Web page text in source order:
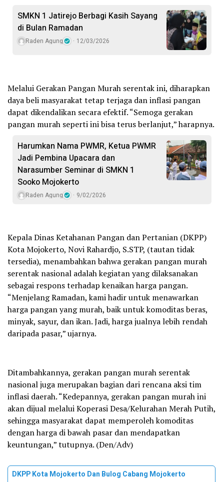
SMKN 1 Jatirejo Berbagi Kasih Sayang
di Bulan Ramadan
Raden Agung 12/03/2026
Melalui Gerakan Pangan Murah serentak ini, diharapkan
daya beli masyarakat tetap terjaga dan inflasi pangan
dapat dikendalikan secara efektif. “Semoga gerakan
pangan murah seperti ini bisa terus berlanjut,” harapnya.
Harumkan Nama PWMR, Ketua PWMR
Jadi Pembina Upacara dan
Narasumber Seminar di SMKN 1
Sooko Mojokerto
Raden Agung 9/02/2026
Kepala Dinas Ketahanan Pangan dan Pertanian (DKPP)
Kota Mojokerto, Novi Rahardjo, S.STP, (tautan tidak
tersedia), menambahkan bahwa gerakan pangan murah
serentak nasional adalah kegiatan yang dilaksanakan
sebagai respons terhadap kenaikan harga pangan.
“Menjelang Ramadan, kami hadir untuk menawarkan
harga pangan yang murah, baik untuk komoditas beras,
minyak, sayur, dan ikan. Jadi, harga jualnya lebih rendah
daripada pasar,” ujarnya.
Ditambahkannya, gerakan pangan murah serentak
nasional juga merupakan bagian dari rencana aksi tim
inflasi daerah. “Kedepannya, gerakan pangan murah ini
akan dijual melalui Koperasi Desa/Kelurahan Merah Putih,
sehingga masyarakat dapat memperoleh komoditas
dengan harga di bawah pasar dan mendapatkan
keuntungan,” tutupnya. (Den/Adv)
DKPP Kota Mojokerto Dan Bulog Cabang Mojokerto